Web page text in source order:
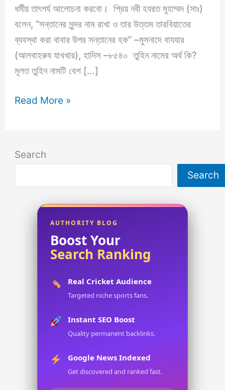
ধর্মীয় তাৎপর্য আলোচনা করবো। প্রিয় নবী হযরত মুহাম্মদ (সাঃ)
বলেন, “সন্তানের সুন্দর নাম রাখা ও তার উত্তম তারবিয়াতের
ব্যবস্থা করা বাবার উপর সন্তানের হক” –মুসনাদে বাযযার
(আলবাহরুয যাখখার), হাদিস –৮৫৪০ তুহিন নামের অর্থ কি?
মূলত তুহিন নামটি বেশ […]
তুহিন
Tuhin
Read More »
Search
Search
AUTHORITY BLOG
Boost Your
Search Ranking
Real Cricket Audience
Targeted niche sports fans.
Instant SEO Boost
Quality permanent backlinks.
Google News Indexed
Get discovered and ranked fast.